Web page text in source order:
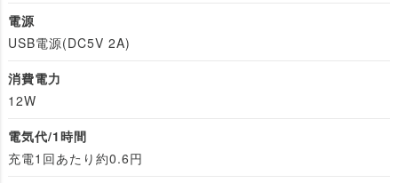
電源
USB電源(DC5V 2A)
消費電力
12W
電気代/1時間
充電1回あたり約0.6円